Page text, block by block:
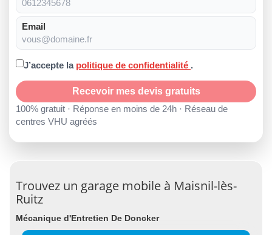
Email
J’accepte la politique de confidentialité .
Recevoir mes devis gratuits
100% gratuit · Réponse en moins de 24h · Réseau de
centres VHU agréés
Trouvez un garage mobile à Maisnil-lès-
Ruitz
Mécanique d'Entretien De Doncker